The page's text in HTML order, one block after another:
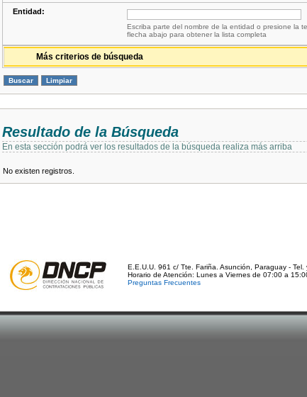
Entidad:
Escriba parte del nombre de la entidad o presione la
flecha abajo para obtener la lista completa
Más criterios de búsqueda
Resultado de la Búsqueda
En esta sección podrá ver los resultados de la búsqueda realiza más arriba
No existen registros.
E.E.U.U. 961 c/ Tte. Fariña. Asunción, Paraguay -
Horario de Atención: Lunes a Viernes de 07:00 a
Preguntas Frecuentes